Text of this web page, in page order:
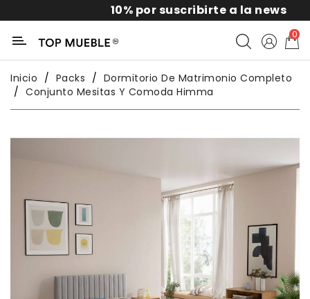
10% por suscribirte a la news
Categoría
Exterior
Salón
Comedor
Dormitorio
0
Inicio Packs
Dormitorio De Matrimonio Completo
Conjunto Mesitas Y Comoda Himma